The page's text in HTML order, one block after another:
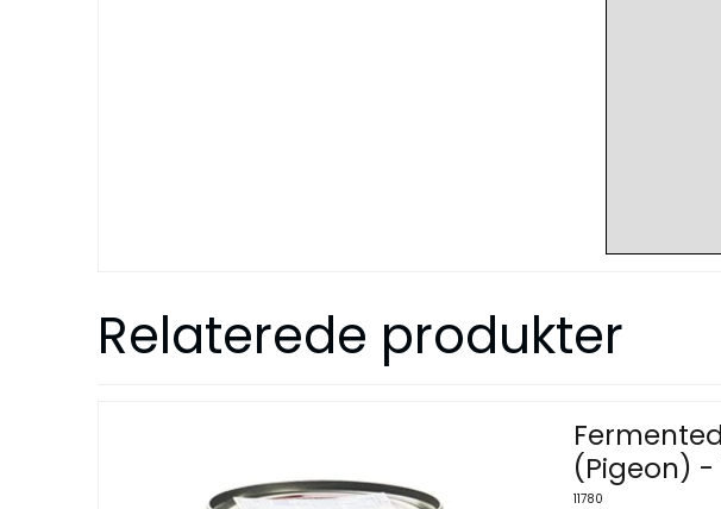
Relaterede produkter
(Pigeon) -
11780